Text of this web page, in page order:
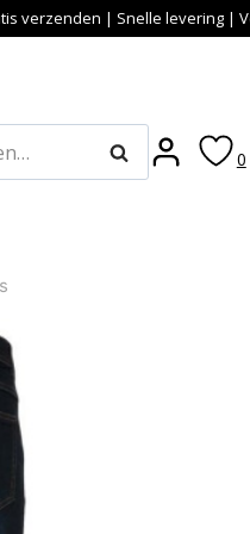
verzenden | Snelle levering |
Zoeken 0